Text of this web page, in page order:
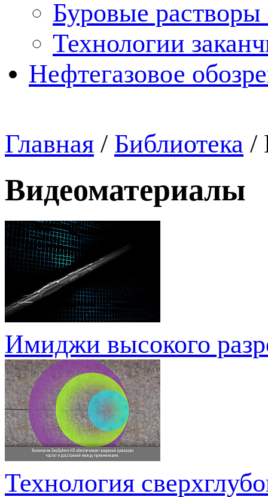
Буровые
Технологии
Нефтегазовое
Главная / Библиотека /
Видеоматериалы
Имиджи высокого
Технология